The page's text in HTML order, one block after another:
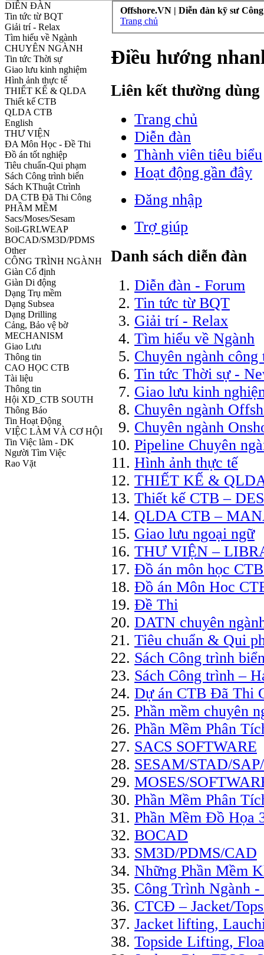
DIỄN ĐÀN
Tin tức từ BQT
Giải trí - Relax
Tìm hiểu về Ngành
CHUYÊN NGÀNH
Tin tức Thời sự
Giao lưu kinh nghiệm
Hình ảnh thực tế
THIẾT KẾ & QLDA
Thiết kế CTB
QLDA CTB
English
THƯ VIỆN
ĐA Môn Học - Đề Thi
Đồ án tốt nghiệp
Tiêu chuẩn-Qui phạm
Sách Công trình biển
Sách KThuật Ctrình
DA CTB Đã Thi Công
PHẦM MỀM
Sacs/Moses/Sesam
Soil-GRLWEAP
BOCAD/SM3D/PDMS
Other
CÔNG TRÌNH NGÀNH
Giàn Cố định
Giàn Di động
Dạng Trụ mềm
Dạng Subsea
Dạng Drilling
Cảng, Bảo vệ bờ
MECHANISM
Giao Lưu
Thông tin
CAO HỌC CTB
Tài liệu
Thông tin
Hội XD_CTB SOUTH
Thông Báo
Tin Hoạt Động
VIỆC LÀM VÀ CƠ HỘI
Tin Việc làm - DK
Người Tìm Việc
Rao Vặt
Offshore.VN | Diễn đàn kỹ sư
Trang chủ
Điều hướng
Liên kết thường dùng
Trang chủ
Diễn đàn
Thành viên tiêu biểu
Hoạt động gần đây
Đăng nhập
Trợ giúp
Danh sách diễn đàn
Diễn đàn - Forum
Tin tức từ BQT
Giải trí - Relax
Tìm hiểu về Ngành
Chuyên ngành
Tin tức Thời sự -
Giao lưu kinh
Chuyên ngành
Chuyên ngành
Pipeline Chuyên
Hình ảnh thực tế
THIẾT KẾ &
Thiết kế CTB –
QLDA CTB –
Giao lưu ngoại ngữ
THƯ VIỆN –
Đồ án môn học
Đồ án Môn Hoc
Đề Thi
DATN chuyên
Tiêu chuẩn & Qui
Sách Công trình
Sách Công trình –
Dự án CTB Đã Thi
Phần mềm chuyên
Phần Mềm Phân
SACS SOFTWARE
SESAM/STAD/
MOSES/
Phần Mềm Phân
Phần Mềm Đồ Họa
BOCAD
SM3D/PDMS/CAD
Những Phần Mềm
Công Trình Ngành
CTCĐ – Jacket/
Jacket lifting,
Topside Lifting,